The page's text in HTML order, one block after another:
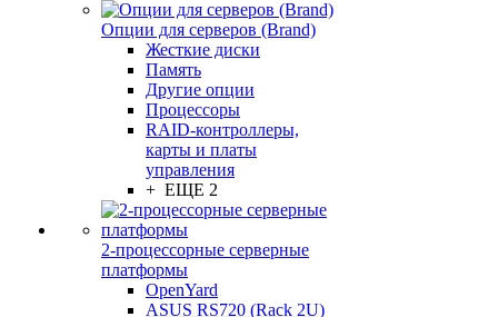
Опции для серверов (Brand)
Жесткие диски
Память
Другие опции
Процессоры
RAID-контроллеры,
карты и платы
управления
+ ЕЩЕ 2
2-процессорные серверные
платформы
OpenYard
ASUS RS720 (Rack 2U)